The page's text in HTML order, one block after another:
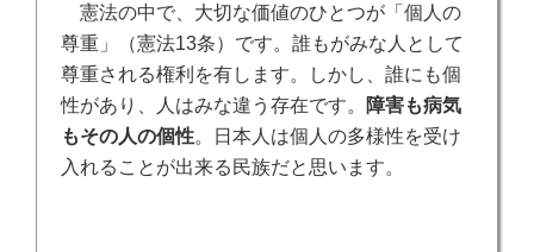
憲法の中で、大切な価値のひとつが「個人の
尊重」（憲法13条）です。誰もがみな人として
尊重される権利を有します。しかし、誰にも個
性があり、人はみな違う存在です。
障害も病気
もその人の個性。日本人は個人の多様性を受け
入れることが出来る民族だと思います。